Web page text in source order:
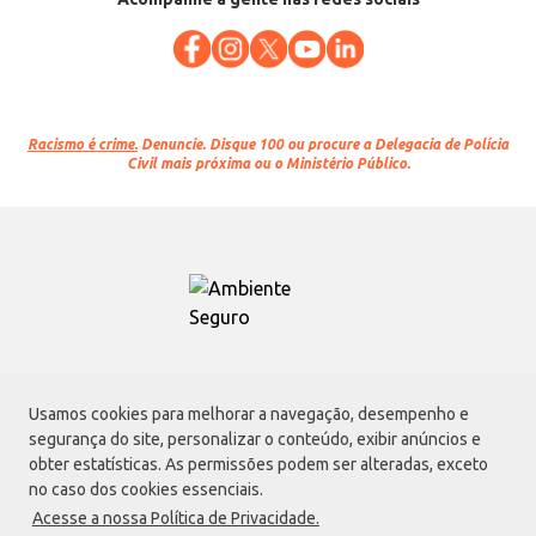
Usamos cookies para melhorar a navegação, desempenho e
segurança do site, personalizar o conteúdo, exibir anúncios e
obter estatísticas. As permissões podem ser alteradas, exceto
no caso dos cookies essenciais.
Acesse a nossa Política de Privacidade.
Racismo é crime. Denuncie. Disque 100 ou procure a Delegacia de Polícia
Civil mais próxima ou o Ministério Público.
Atacadão S.A.
Avenida Morvan Dias de Figueiredo, 6169, Vila Maria, São Paulo - SP | CEP
02170-901 | CNPJ: 75.315.333/0001-09
Envio de documentos administrativos e jurídicos:
02170-901